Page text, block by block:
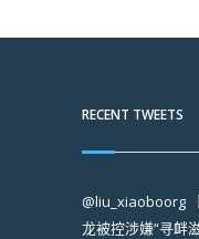
RECENT TWEETS
@liu_xiaoboorg
龙被控涉嫌“寻衅